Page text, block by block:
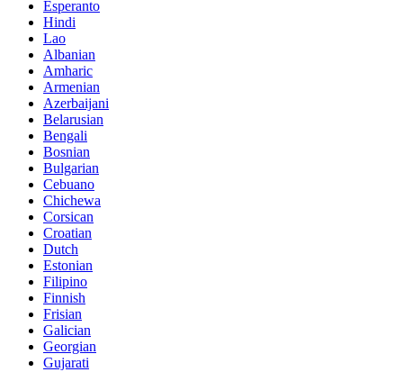
Esperanto
Hindi
Lao
Albanian
Amharic
Armenian
Azerbaijani
Belarusian
Bengali
Bosnian
Bulgarian
Cebuano
Chichewa
Corsican
Croatian
Dutch
Estonian
Filipino
Finnish
Frisian
Galician
Georgian
Gujarati